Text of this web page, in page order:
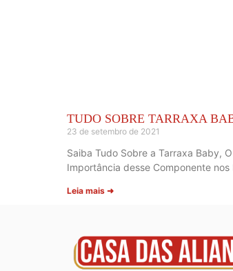
TUDO SOBRE TARRAXA
23 de setembro de 2021
Saiba Tudo Sobre a Tarraxa Baby,
Importância desse Componente nos
Leia mais ➜